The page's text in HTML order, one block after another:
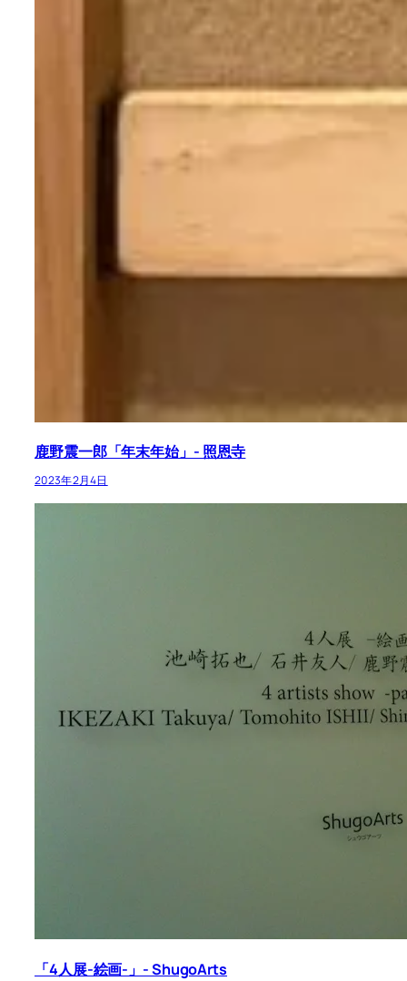
鹿野震一郎「年末年始」- 照恩寺
2023年2月4日
「4人展-絵画-」- ShugoArts